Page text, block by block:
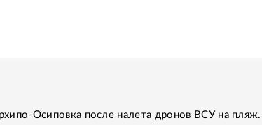
Осиповка после налета дронов ВСУ на пляж.